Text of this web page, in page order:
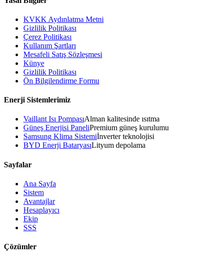
KVKK Aydınlatma Metni
Gizlilik Politikası
Çerez Politikası
Kullanım Şartları
Mesafeli Satış Sözleşmesi
Künye
Gizlilik Politikası
Ön Bilgilendirme Formu
Enerji Sistemlerimiz
Vaillant Isı PompasıAlman kalitesinde ısıtma
Güneş Enerjisi PaneliPremium güneş kurulumu
Samsung Klima Sistemiİnverter teknolojisi
BYD Enerji BataryasıLityum depolama
Sayfalar
Ana Sayfa
Sistem
Avantajlar
Hesaplayıcı
Ekip
SSS
Çözümler